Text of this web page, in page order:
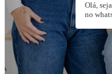
Olá,
no